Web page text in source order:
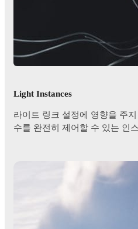
Light Instances
라이트 링크 설정에 영향을 주
수를 완전히 제어할 수 있는 인